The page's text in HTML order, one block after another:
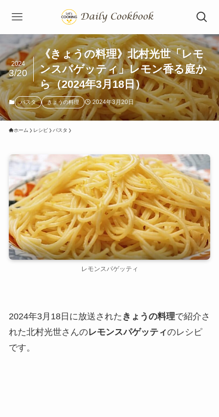
《きょうの料理》北村光世「レモ
ンスパゲッティ」レモン香る庭か
ら（2024年3月18日）
2024
3/20
パスタ きょうの料理 2024年3月20日
ホーム レシピ パスタ
レモンスパゲッティ
2024年3月18日に放送された きょうの料理で紹介さ
れた北村光世さんのレモンスパゲッティのレシピ
です。